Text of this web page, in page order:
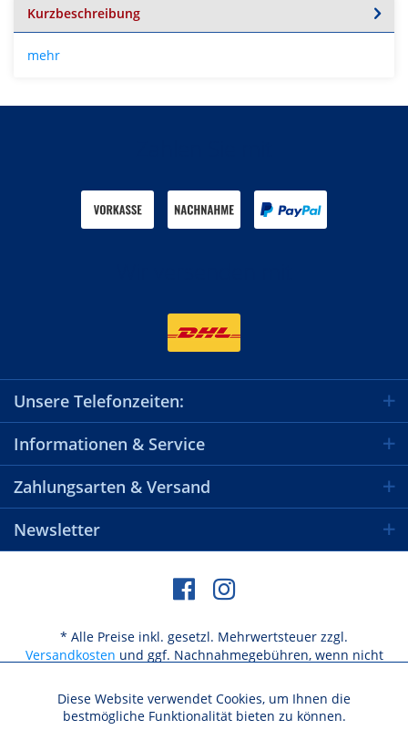
Kurzbeschreibung
mehr
Unsere Telefonzeiten:
Informationen & Service
Zahlungsarten & Versand
Newsletter
* Alle Preise inkl. gesetzl. Mehrwertsteuer zzgl.
Versandkosten und ggf. Nachnahmegebühren, wenn nicht
Funktionale
Aktiv
Diese Website verwendet Cookies, um Ihnen die
bestmögliche Funktionalität bieten zu können.